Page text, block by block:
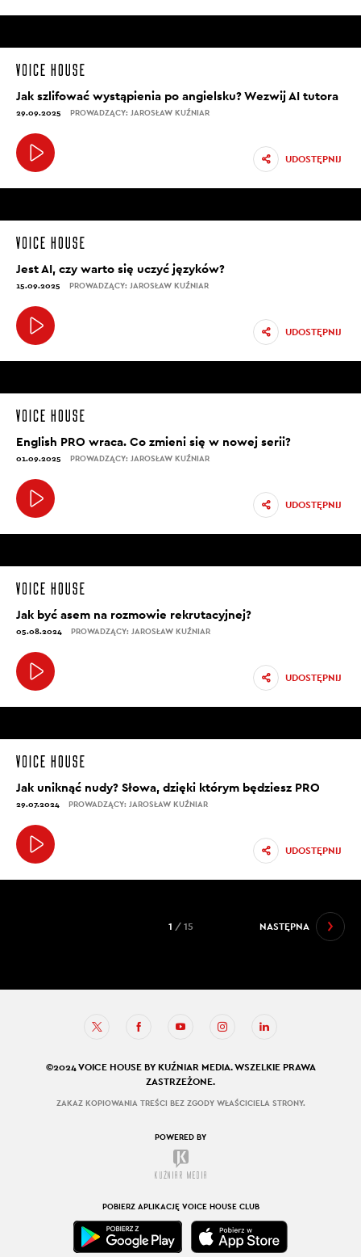
Jak szlifować wystąpienia po angielsku? Wezwij AI tutora
29.09.2025 PROWADZĄCY: JAROSŁAW KUŹNIAR
UDOSTĘPNIJ
Jest AI, czy warto się uczyć języków?
15.09.2025 PROWADZĄCY: JAROSŁAW KUŹNIAR
UDOSTĘPNIJ
English PRO wraca. Co zmieni się w nowej serii?
01.09.2025 PROWADZĄCY: JAROSŁAW KUŹNIAR
UDOSTĘPNIJ
Jak być asem na rozmowie rekrutacyjnej?
05.08.2024 PROWADZĄCY: JAROSŁAW KUŹNIAR
UDOSTĘPNIJ
Jak uniknąć nudy? Słowa, dzięki którym będziesz PRO
29.07.2024 PROWADZĄCY: JAROSŁAW KUŹNIAR
UDOSTĘPNIJ
NASTĘPNA
1 / 15
©2024 VOICE HOUSE BY KUŹNIAR MEDIA. WSZELKIE PRAWA
ZASTRZEŻONE.
ZAKAZ KOPIOWANIA TREŚCI BEZ ZGODY WŁAŚCICIELA STRONY.
POWERED BY
POBIERZ APLIKACJĘ VOICE HOUSE CLUB